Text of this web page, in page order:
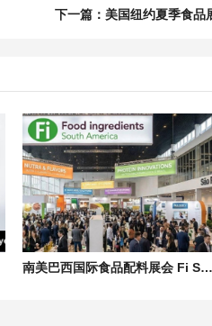
下一篇：美国纽约夏季食品展览
南美巴西国际食品配料展会 Fi South America 2026 | 食品添加剂展会